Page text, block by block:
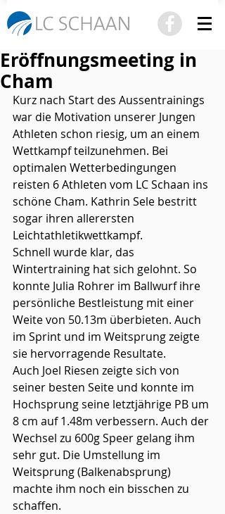
Eröffnungsmeeting in
Cham
Kurz nach Start des Aussentrainings
war die Motivation unserer Jungen
Athleten schon riesig, um an einem
Wettkampf teilzunehmen. Bei
optimalen Wetterbedingungen
reisten 6 Athleten vom LC Schaan ins
schöne Cham. Kathrin Sele bestritt
sogar ihren allerersten
Leichtathletikwettkampf.
Schnell wurde klar, das
Wintertraining hat sich gelohnt. So
konnte Julia Rohrer im Ballwurf ihre
persönliche Bestleistung mit einer
Weite von 50.13m überbieten. Auch
im Sprint und im Weitsprung zeigte
sie hervorragende Resultate.
Auch Joel Riesen zeigte sich von
seiner besten Seite und konnte im
Hochsprung seine letztjährige PB um
8 cm auf 1.48m verbessern. Auch der
Wechsel zu 600g Speer gelang ihm
sehr gut. Die Umstellung im
Weitsprung (Balkenabsprung)
machte ihm noch ein bisschen zu
schaffen.